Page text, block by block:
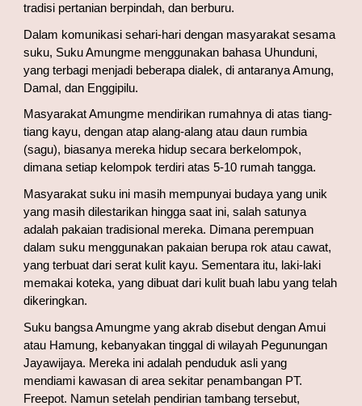
tradisi pertanian berpindah, dan berburu.
Dalam komunikasi sehari-hari dengan masyarakat sesama
suku, Suku Amungme menggunakan bahasa Uhunduni,
yang terbagi menjadi beberapa dialek, di antaranya Amung,
Damal, dan Enggipilu.
Masyarakat Amungme mendirikan rumahnya di atas tiang-
tiang kayu, dengan atap alang-alang atau daun rumbia
(sagu), biasanya mereka hidup secara berkelompok,
dimana setiap kelompok terdiri atas 5-10 rumah tangga.
Masyarakat suku ini masih mempunyai budaya yang unik
yang masih dilestarikan hingga saat ini, salah satunya
adalah pakaian tradisional mereka. Dimana perempuan
dalam suku menggunakan pakaian berupa rok atau cawat,
yang terbuat dari serat kulit kayu. Sementara itu, laki-laki
memakai koteka, yang dibuat dari kulit buah labu yang telah
dikeringkan.
Suku bangsa Amungme yang akrab disebut dengan Amui
atau Hamung, kebanyakan tinggal di wilayah Pegunungan
Jayawijaya. Mereka ini adalah penduduk asli yang
mendiami kawasan di area sekitar penambangan PT.
Freepot. Namun setelah pendirian tambang tersebut,